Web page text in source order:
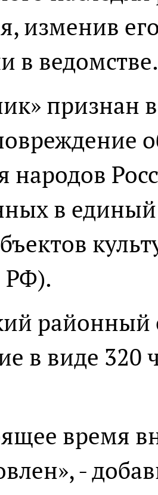
изменив
в ведомстве.
признан
народов
в
РФ).
районный
в виде 320
время
-